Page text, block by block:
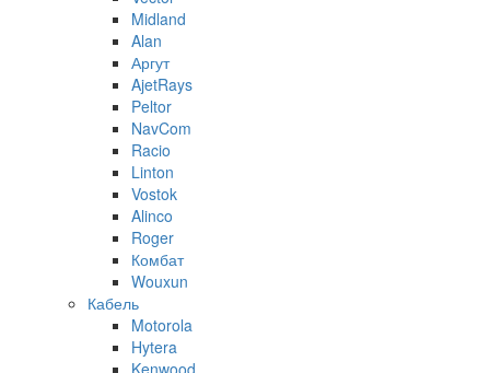
Midland
Alan
Аргут
AjetRays
Peltor
NavCom
Racio
Linton
Vostok
Alinco
Roger
Комбат
Wouxun
Кабель
Motorola
Hytera
Kenwood